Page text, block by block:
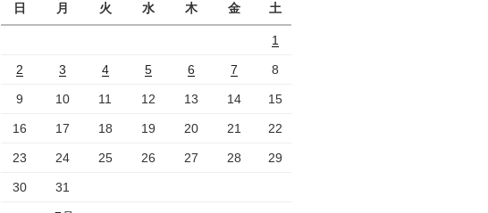
日
月 火 水 木 金 土
1
2 3 4 5 6 7 8
9 10 11 12 13 14 15
16 17 18 19 20 21 22
23 24 25 26 27 28 29
30 31